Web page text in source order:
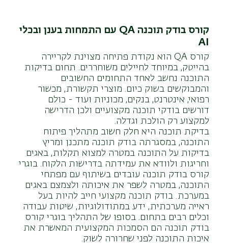
קורס בודק תוכנה QA עם התמחות בענן ובכלי
AI
קורס QA הוא נקודת פתיחה מצוינת לקריירה
בהייטק, במיוחד לחיילים משוחררים. תחום בדיקות
התוכנה נחשב לאחד התחומים החשובים
והמבוקשים בשוק כיום. מוצרי תקשורת, מכשור
רפואי, אינטרנט, בנקים, מכוניות ועוד - כולם
דורשים בודקי תוכנה מקצועיים ולכן הדרישה
למקצוע רק הולכת וגדלה.
בדיקת תוכנה היא חלק חשוב מתהליך פיתוח
התוכנה, במסגרתה בודק תוכנה מתכנן ומריץ
בדיקות על התוכנה במטרה למצוא תקלות, באגים
וחריגות ולוודא את עמידתה בדרישות הלקוח. בוגרי
קורס בודק תוכנה עובדים בשיתוף עם מפתחי
התוכנה, במטרה לשפר את איכותה ולצמצם באגים
במערכת. בודק תוכנה מקצועי חייב להיות בעל
ראייה מערכתית, ידע במתודולוגיות, שיטות עבודה
וכלים רבים בתחום. בסופו של התהליך בוגרי קורס
בודק תוכנה הם הסמכות המקצועית המאשרת את
איכות התוכנה לפני שחרורה לשוק.